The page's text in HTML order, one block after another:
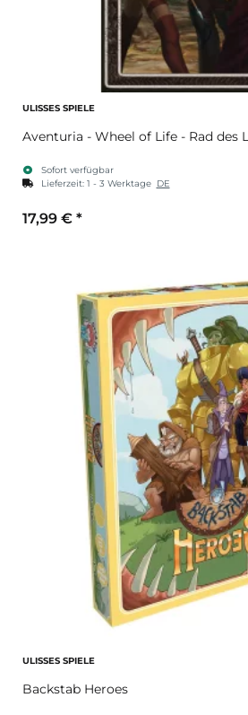
ULISSES SPIELE
Aventuria - Wheel of Life - Rad des
Sofort verfügbar
Lieferzeit: 1 - 3 Werktage DE
17,99 € *
ULISSES SPIELE
Backstab Heroes